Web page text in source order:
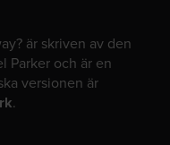
är skriven av den
Parker och är en
versionen är
.